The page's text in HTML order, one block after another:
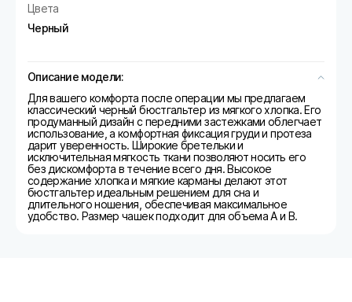
Цвета
Черный
Описание модели:
Для вашего комфорта после операции мы предлагаем
классический черный бюстгальтер из мягкого хлопка. Его
продуманный дизайн с передними застежками облегчает
использование, а комфортная фиксация груди и протеза
дарит уверенность. Широкие бретельки и
исключительная мягкость ткани позволяют носить его
без дискомфорта в течение всего дня. Высокое
содержание хлопка и мягкие карманы делают этот
бюстгальтер идеальным решением для сна и
длительного ношения, обеспечивая максимальное
удобство. Размер чашек подходит для объема A и B.